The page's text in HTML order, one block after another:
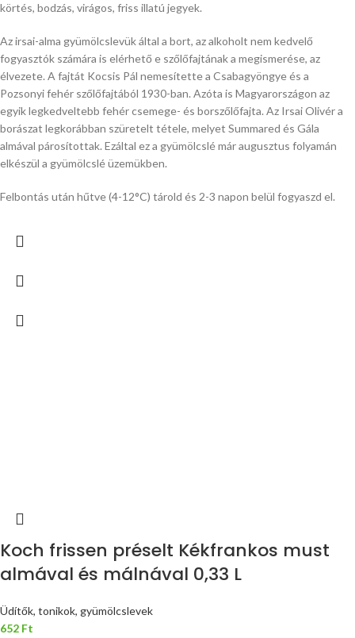
körtés, bodzás, virágos, friss illatú jegyek.
Az irsai-alma gyümölcslevük által a bort, az alkoholt nem kedvelő
fogyasztók számára is elérhető e szőlőfajtának a megismerése, az
élvezete. A fajtát Kocsis Pál nemesítette a Csabagyöngye és a
Pozsonyi fehér szőlőfajtából 1930-ban. Azóta is Magyarországon az
egyik legkedveltebb fehér csemege- és borszőlőfajta. Az Irsai Olivér a
borászat legkorábban szüretelt tétele, melyet Summared és Gála
almával párosítottak. Ezáltal ez a gyümölcslé már augusztus folyamán
elkészül a gyümölcslé üzemükben.
Felbontás után hűtve (4-12°C) tárold és 2-3 napon belül fogyaszd el.
Koch frissen préselt Kékfrankos must
almával és málnával 0,33 L
Üdítők, tonikok, gyümölcslevek
652 Ft